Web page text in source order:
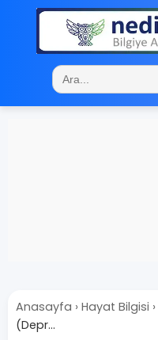
Anasayfa › Hayat Bilgisi ›
(Depr...